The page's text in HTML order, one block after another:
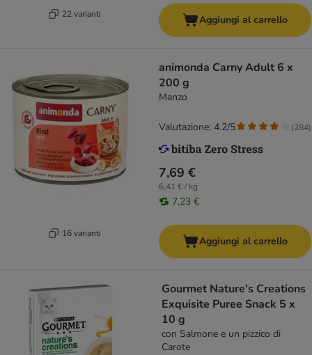
22 varianti Aggiungi al carrello
16 varianti
animonda Carny Adult 6 x
200 g
Manzo
7,69 €
6,41 € / kg
7,23 €
Valutazione: 4.2/5 (284)
Aggiungi al carrello
Gourmet Nature's Creations
Exquisite Puree Snack 5 x
10 g
con Salmone e un pizzico di
Carote